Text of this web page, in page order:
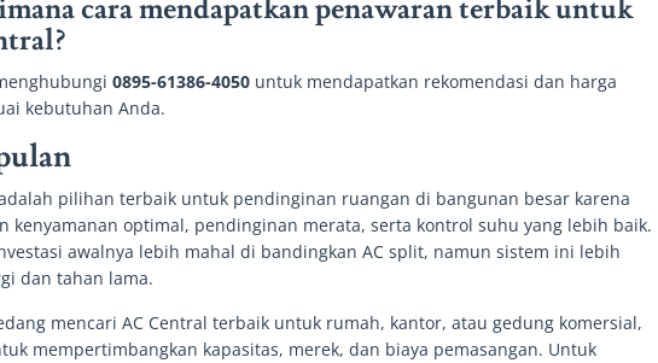
cara mendapatkan penawaran terbaik untuk
0895-61386-4050 untuk mendapatkan rekomendasi dan harga
kebutuhan Anda.
pilihan terbaik untuk pendinginan ruangan di bangunan besar karena
kenyamanan optimal, pendinginan merata, serta kontrol suhu yang lebih baik.
awalnya lebih mahal di bandingkan AC split, namun sistem ini lebih
dan tahan lama.
mencari AC Central terbaik untuk rumah, kantor, atau gedung komersial,
mempertimbangkan kapasitas, merek, dan biaya pemasangan. Untuk